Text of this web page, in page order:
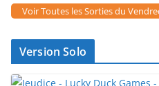
Voir Toutes les Sorties du
Version Solo